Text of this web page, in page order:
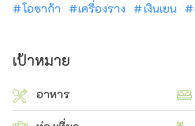
โอซาก้า
เครื่องราง เงินเยน
เป้าหมาย
อาหาร